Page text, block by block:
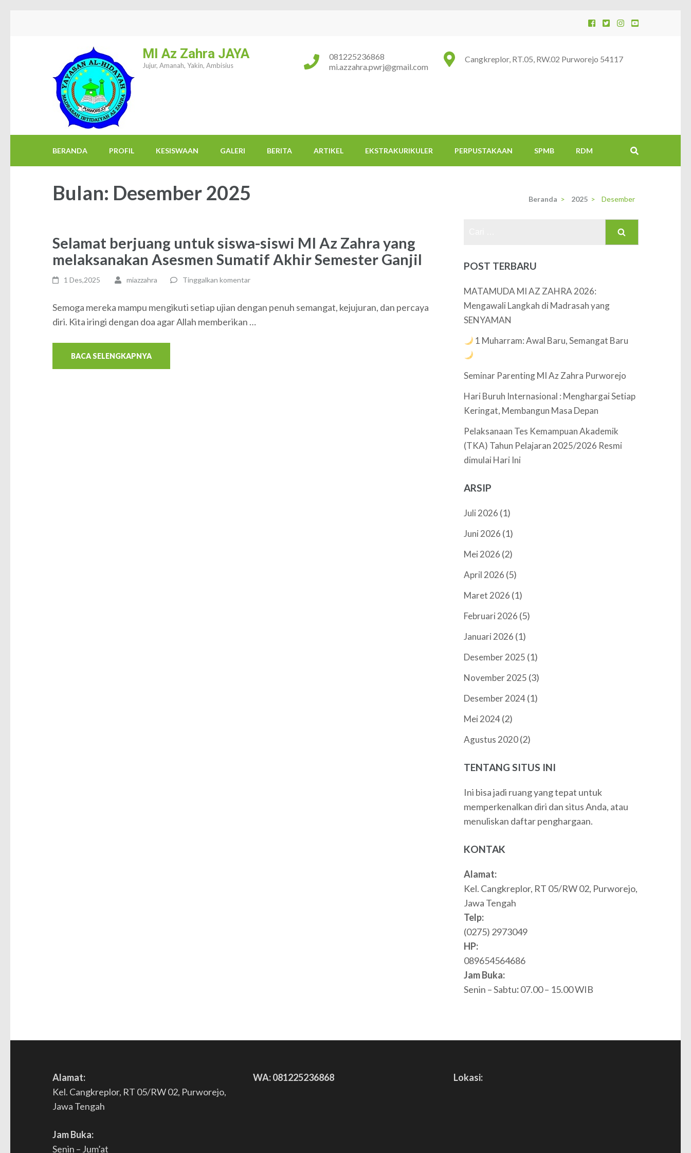
MI Az Zahra JAYA
Jujur, Amanah, Yakin, Ambisius
Cangkreplor, RT.05, RW.02 Purworejo 54117
081225236868
mi.azzahra.pwrj@gmail.com
BERANDA PROFIL KESISWAAN GALERI BERITA ARTIKEL EKSTRAKURIKULER PERPUSTAKAAN SPMB RDM
Bulan: Desember 2025 Beranda > 2025 > Desember
Selamat berjuang untuk siswa-siswi MI Az Zahra yang
melaksanakan Asesmen Sumatif Akhir Semester Ganjil
1 Des,2025 miazzahra Tinggalkan komentar
Semoga mereka mampu mengikuti setiap ujian dengan penuh semangat, kejujuran, dan percaya
diri. Kita iringi dengan doa agar Allah memberikan …
BACA SELENGKAPNYA
POST TERBARU
MATAMUDA MI AZ ZAHRA 2026:
Mengawali Langkah di Madrasah yang
SENYAMAN
1 Muharram: Awal Baru, Semangat Baru
Seminar Parenting MI Az Zahra Purworejo
Hari Buruh Internasional : Menghargai Setiap
Keringat, Membangun Masa Depan
Pelaksanaan Tes Kemampuan Akademik
(TKA) Tahun Pelajaran 2025/2026 Resmi
dimulai Hari Ini
ARSIP
Juli 2026 (1)
Juni 2026 (1)
Mei 2026 (2)
April 2026 (5)
Maret 2026 (1)
Februari 2026 (5)
Januari 2026 (1)
Desember 2025 (1)
November 2025 (3)
Desember 2024(1)
Mei 2024(2)
Agustus 2020(2)
TENTANG SITUS INI
Ini bisa jadi ruang yang tepat untuk
memperkenalkan diri dan situs Anda, atau
menuliskan daftar penghargaan.
KONTAK
Alamat:
Kel. Cangkreplor, RT 05/RW 02, Purworejo,
Jawa Tengah
Telp:
(0275) 2973049
HP:
089654564686
Jam Buka:
Senin – Sabtu:07.00 – 15.00 WIB
Alamat:
Kel. Cangkreplor, RT 05/RW 02, Purworejo,
Jawa Tengah
Jam Buka:
Senin – Jum’at
WA: 081225236868 Lokasi: